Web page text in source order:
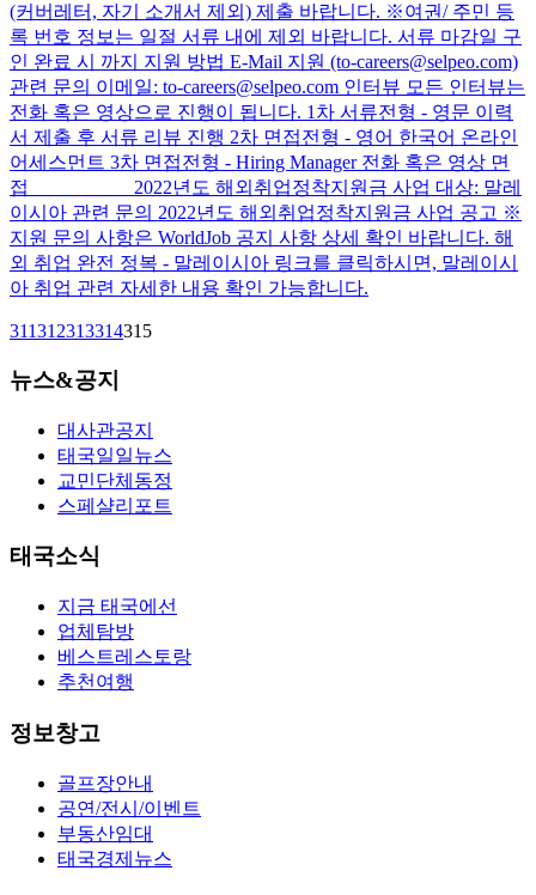
(커버레터, 자기 소개서 제외) 제출 바랍니다. ※여권/ 주민 등
록 번호 정보는 일절 서류 내에 제외 바랍니다. 서류 마감일 구
인 완료 시 까지 지원 방법 E-Mail 지원 (to-careers@selpeo.com)
관련 문의 이메일: to-careers@selpeo.com 인터뷰 모든 인터뷰는
전화 혹은 영상으로 진행이 됩니다. 1차 서류전형 - 영문 이력
서 제출 후 서류 리뷰 진행 2차 면접전형 - 영어 한국어 온라인
어세스먼트 3차 면접전형 - Hiring Manager 전화 혹은 영상 면
접 __________ 2022년도 해외취업정착지원금 사업 대상: 말레
이시아 관련 문의 2022년도 해외취업정착지원금 사업 공고 ※
지원 문의 사항은 WorldJob 공지 사항 상세 확인 바랍니다. 해
외 취업 완전 정복 - 말레이시아 링크를 클릭하시면, 말레이시
아 취업 관련 자세한 내용 확인 가능합니다.
311312313314315
뉴스&공지
대사관공지
태국일일뉴스
교민단체동정
스페샬리포트
태국소식
지금 태국에선
업체탐방
베스트레스토랑
추천여행
정보창고
골프장안내
공연/전시/이벤트
부동산임대
태국경제뉴스